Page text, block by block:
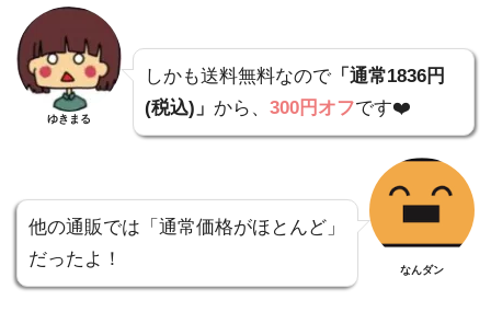
ゆきまる
しかも送料無料なので 「通常1836円
(税込)」 から、 300円オフです❤️
他の通販では「通常価格がほとんど」
だったよ！
なんダン